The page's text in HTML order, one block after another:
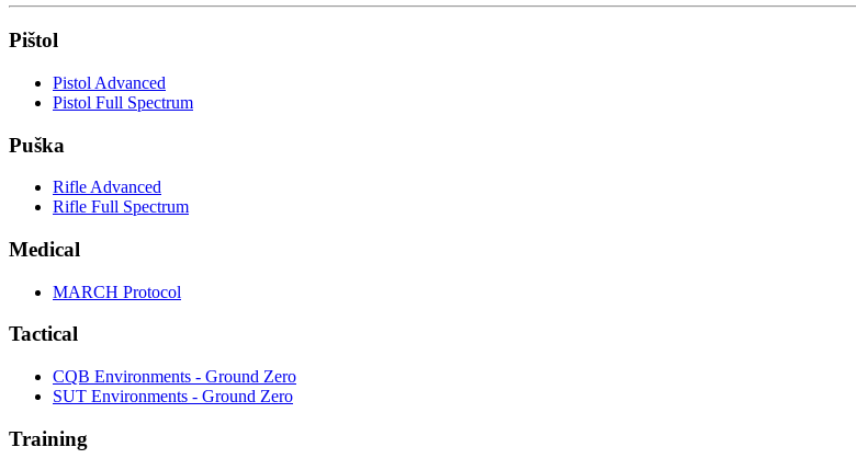
Pištol
Pistol Advanced
Pistol Full Spectrum
Puška
Rifle Advanced
Rifle Full Spectrum
Medical
MARCH Protocol
Tactical
CQB Environments - Ground Zero
SUT Environments - Ground Zero
Training